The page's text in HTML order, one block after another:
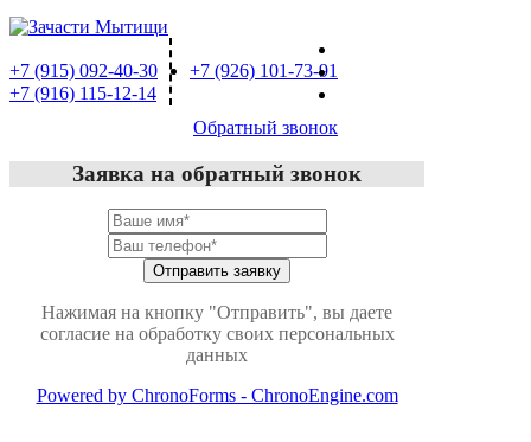
+7 (915) 092-40-30
+7 (916) 115-12-14
Mотозапчасти:
+7 (926) 101-73-91
Обратный звонок
Заявка на обратный звонок
Нажимая на кнопку "Отправить", вы даете
согласие на обработку своих персональных
данных
Powered by ChronoForms - ChronoEngine.com